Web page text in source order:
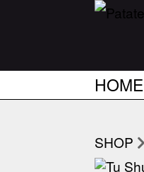
HOME
SHOP